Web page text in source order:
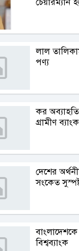
লাল
পণ্য
কর
গ্রামীণ ব্যাংক
দেশের
সংকেত
বিশ্বব্যাংক